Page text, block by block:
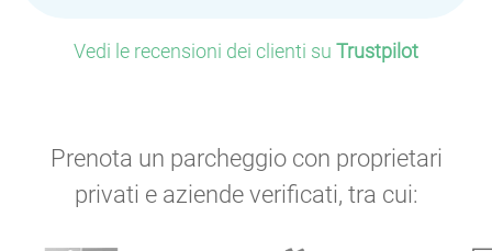
Vedi le recensioni dei clienti su Trustpilot
Prenota un parcheggio con proprietari
privati e aziende verificati, tra cui: